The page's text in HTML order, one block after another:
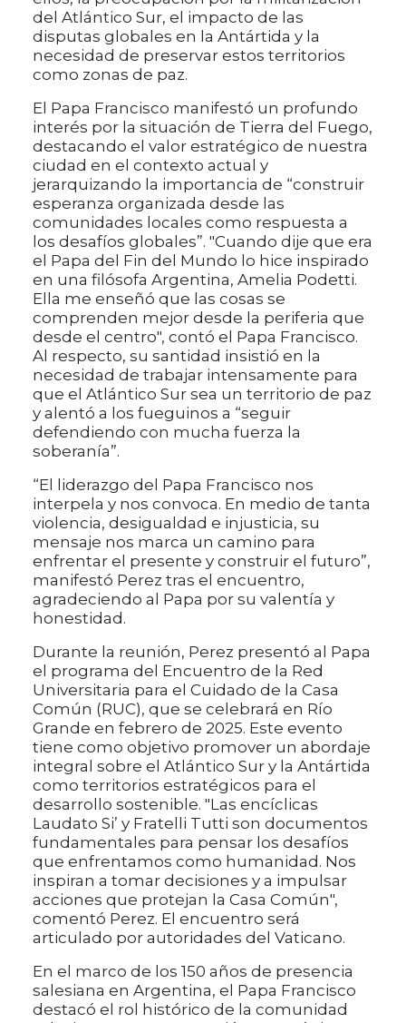
del Atlántico Sur, el impacto de las
disputas globales en la Antártida y la
necesidad de preservar estos territorios
como zonas de paz.
El Papa Francisco manifestó un profundo
interés por la situación de Tierra del Fuego,
destacando el valor estratégico de nuestra
ciudad en el contexto actual y
jerarquizando la importancia de “construir
esperanza organizada desde las
comunidades locales como respuesta a
los desafíos globales”. "Cuando dije que era
el Papa del Fin del Mundo lo hice inspirado
en una filósofa Argentina, Amelia Podetti.
Ella me enseñó que las cosas se
comprenden mejor desde la periferia que
desde el centro", contó el Papa Francisco.
Al respecto, su santidad insistió en la
necesidad de trabajar intensamente para
que el Atlántico Sur sea un territorio de paz
y alentó a los fueguinos a “seguir
defendiendo con mucha fuerza la
soberanía”.
“El liderazgo del Papa Francisco nos
interpela y nos convoca. En medio de tanta
violencia, desigualdad e injusticia, su
mensaje nos marca un camino para
enfrentar el presente y construir el futuro”,
manifestó Perez tras el encuentro,
agradeciendo al Papa por su valentía y
honestidad.
Durante la reunión, Perez presentó al Papa
el programa del Encuentro de la Red
Universitaria para el Cuidado de la Casa
Común (RUC), que se celebrará en Río
Grande en febrero de 2025. Este evento
tiene como objetivo promover un abordaje
integral sobre el Atlántico Sur y la Antártida
como territorios estratégicos para el
desarrollo sostenible. "Las encíclicas
Laudato Si’ y Fratelli Tutti son documentos
fundamentales para pensar los desafíos
que enfrentamos como humanidad. Nos
inspiran a tomar decisiones y a impulsar
acciones que protejan la Casa Común",
comentó Perez. El encuentro será
articulado por autoridades del Vaticano.
En el marco de los 150 años de presencia
salesiana en Argentina, el Papa Francisco
destacó el rol histórico de la comunidad